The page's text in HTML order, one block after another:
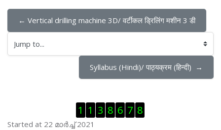
← Vertical drilling machine 3D/ वर्टीकल ड्रिलिंग मशीन 3 डी
Jump to...
Syllabus (Hindi)/ पाठ्यक्रम (हिन्दी)  →
1 1 3 8 6 7 8
Started at 22 മാര്‍ച്ച് 2021